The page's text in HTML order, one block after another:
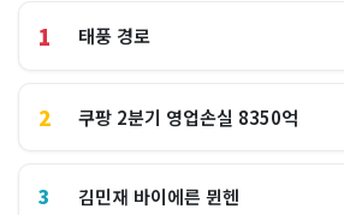
1 태풍 경로
2 쿠팡 2분기 영업손실 8350억
3 김민재 바이에른 뮌헨